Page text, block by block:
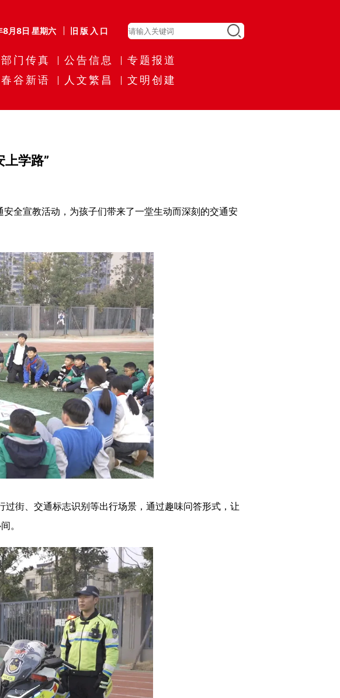
月8日 星期六 旧版入口
部门传真 公告信息
专题报道
春谷新语 人文繁昌 文明创建
上学路”
全宣教活动，为孩子们带来了一堂生动而深刻的交通安
街、交通标志识别等出行场景，通过趣味问答形式，让
。